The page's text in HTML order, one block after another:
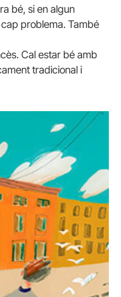
bé, si en algun
problema. També
Cal estar bé amb
tradicional i